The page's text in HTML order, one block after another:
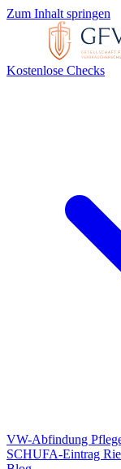
Zum Inhalt springen
Kostenlose Checks
VW-Abfindung
SCHUFA-Eintrag